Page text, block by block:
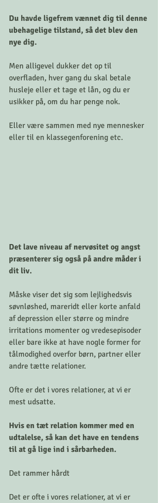
Du havde ligefrem vænnet dig til denne
ubehagelige tilstand, så det blev den
nye dig.
Men alligevel dukker det op til
overfladen, hver gang du skal betale
husleje eller et tage et lån, og du er
usikker på, om du har penge nok.
Eller være sammen med nye mennesker
eller til en klassegenforening etc.
Det lave niveau af nervøsitet og angst
præsenterer sig også på andre måder i
dit liv.
Måske viser det sig som lejlighedsvis
søvnløshed, mareridt eller korte anfald
af depression eller større og mindre
irritations momenter og vredesepisoder
eller bare ikke at have nogle former for
tålmodighed overfor børn, partner eller
andre tætte relationer.
Ofte er det i vores relationer, at vi er
mest udsatte.
Hvis en tæt relation kommer med en
udtalelse, så kan det have en tendens
til at gå lige ind i sårbarheden.
Det rammer hårdt
Det er ofte i vores relationer, at vi er